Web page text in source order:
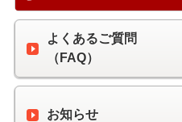
よくあるご質問
（FAQ）
お知らせ